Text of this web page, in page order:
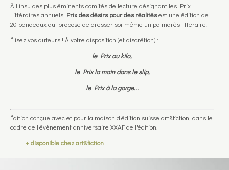
À l'insu des plus éminents comités de lecture désignant les Prix
Littéraires annuels, Prix des désirs pour des réalitésest une édition de
20 bandeaux qui propose de dresser soi-même un palmarès littéraire.
Élisez vos auteurs ! À votre disposition (et discrétion) :
le Prix au kilo,
le Prix la main dans le slip,
le Prix à la gorge...
Édition conçue avec et pour la maison d'édition suisse art&fiction, dans le
cadre de l'évènement anniversaire XXAF de l'édition.
+ disponible chez art&fiction